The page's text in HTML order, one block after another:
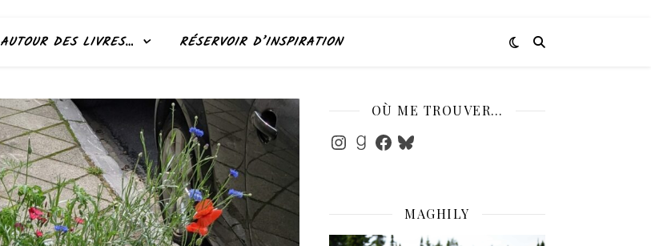
AUTOUR DES LIVRES… RÉSERVOIR D’INSPIRATION
OÙ ME TROUVER…
Instagram
Goodreads
Facebook
Bluesky
MAGHILY